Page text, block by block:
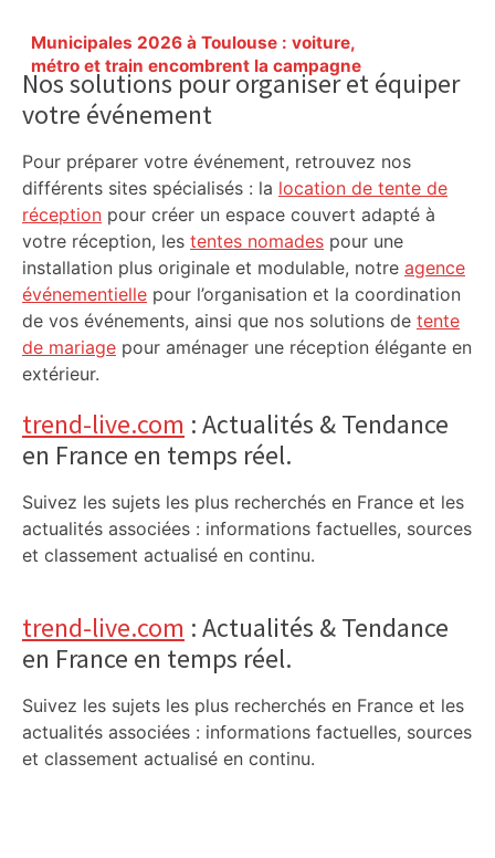
Municipales 2026 à Toulouse : voiture,
métro et train encombrent la campagne
électorale – – Le Mans.maville.com
Primary
Sidebar
Nos solutions pour organiser et équiper
votre événement
Pour préparer votre événement, retrouvez nos
différents sites spécialisés : la location de tente de
réception pour créer un espace couvert adapté à
votre réception, les tentes nomades pour une
installation plus originale et modulable, notre agence
événementielle pour l’organisation et la coordination
de vos événements, ainsi que nos solutions de tente
de mariage pour aménager une réception élégante en
extérieur.
trend-live.com : Actualités & Tendance
en France en temps réel.
Suivez les sujets les plus recherchés en France et les
actualités associées : informations factuelles, sources
et classement actualisé en continu.
trend-live.com : Actualités & Tendance
en France en temps réel.
Suivez les sujets les plus recherchés en France et les
actualités associées : informations factuelles, sources
et classement actualisé en continu.